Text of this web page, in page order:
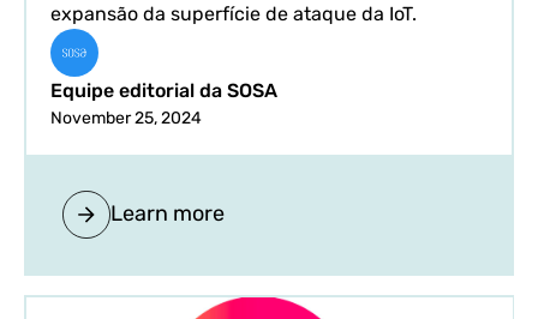
expansão da superfície de ataque da IoT.
Equipe editorial da SOSA
November 25, 2024
Learn more